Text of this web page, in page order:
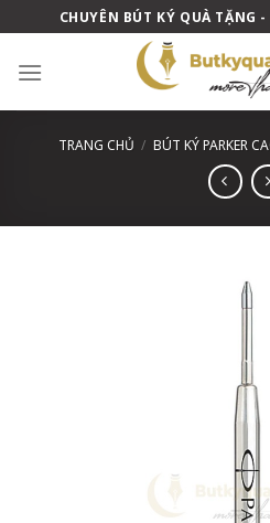
to
content
CHUYÊN BÚT KÝ QUÀ TẶNG
TRANG CHỦ / BÚT KÝ PARKER